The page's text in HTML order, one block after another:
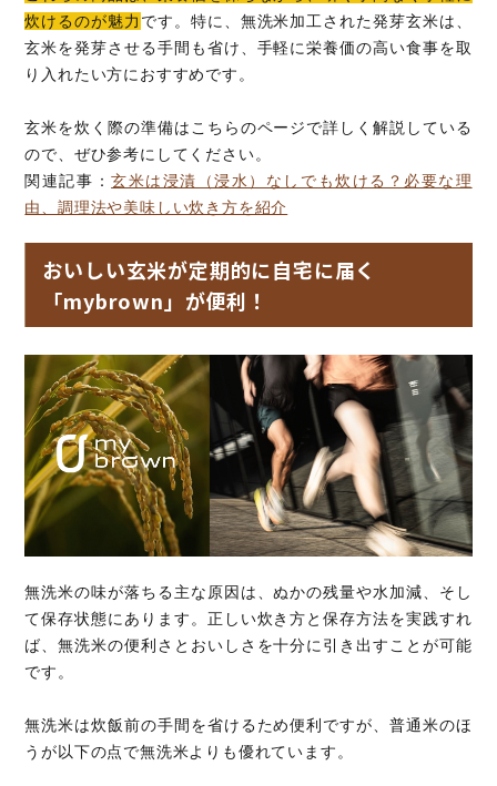
炊けるのが魅力 です。特に、無洗米加工された発芽玄米は、
玄米を発芽させる手間も省け、手軽に栄養価の高い食事を取
り入れたい方におすすめです。
玄米を炊く際の準備はこちらのページで詳しく解説している
ので、ぜひ参考にしてください。
関連記事：玄米は浸漬（浸水）なしでも炊ける？必要な理
由、調理法や美味しい炊き方を紹介
おいしい玄米が定期的に自宅に届く
「mybrown」が便利！
無洗米の味が落ちる主な原因は、ぬかの残量や水加減、そし
て保存状態にあります。正しい炊き方と保存方法を実践すれ
ば、無洗米の便利さとおいしさを十分に引き出すことが可能
です。
無洗米は炊飯前の手間を省けるため便利ですが、普通米のほ
うが以下の点で無洗米よりも優れています。